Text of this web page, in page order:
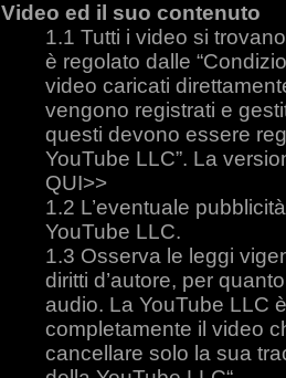
Video ed il suo contenuto
Tutti i video si
è regolato dalle
video caricati
vengono registrati e
questi devono essere
YouTube LLC”. La
QUI>>
L’eventuale
YouTube LLC.
Osserva le leggi
diritti d’autore, per
audio. La YouTube LLC
completamente il video
cancellare solo la sua